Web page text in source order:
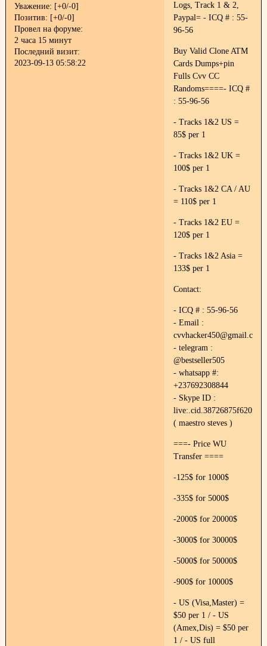
Уважение: [+0/-0]
Позитив: [+0/-0]
Провел на форуме:
2 часа 15 минут
Последний визит:
2023-09-13 05:58:22
Logs, Track 1 & 2,
Paypal= - ICQ # : 55-
96-56
Buy Valid Clone ATM
Cards Dumps+pin
Fulls Cvv CC
Randoms====- ICQ #
: 55-96-56
- Tracks 1&2 US =
85$ per 1
- Tracks 1&2 UK =
100$ per 1
- Tracks 1&2 CA / AU
= 110$ per 1
- Tracks 1&2 EU =
120$ per 1
- Tracks 1&2 Asia =
133$ per 1
Contact:
- ICQ # : 55-96-56
- Email :
cvvhacker450@gmail.com
- telegram :
@bestseller505
- whatsapp #:
+237692308844
- Skype ID :
live:.cid.38726875f620f89e
( maestro steves )
===- Price WU
Transfer ====
-125$ for 1000$
-335$ for 5000$
-2000$ for 20000$
-3000$ for 30000$
-5000$ for 50000$
-900$ for 10000$
- US (Visa,Master) =
$50 per 1 / - US
(Amex,Dis) = $50 per
1 / - US full